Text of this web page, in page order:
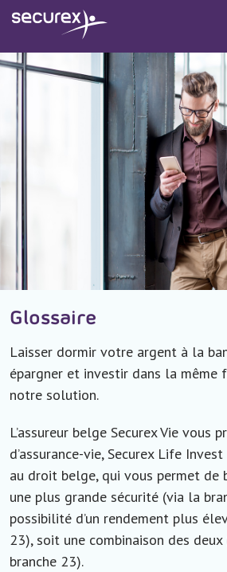
Glossaire
Laisser dormir votre argent à la
épargner et investir dans la même
notre solution.
L’assureur belge Securex Vie vous
d’assurance-vie, Securex Life
au droit belge, qui vous permet de
une plus grande sécurité (via la
possibilité d’un rendement plus
23), soit une combinaison des
branche 23).